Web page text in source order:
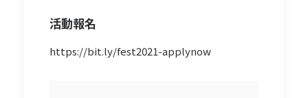
活動報名
https://bit.ly/fest2021-applynow